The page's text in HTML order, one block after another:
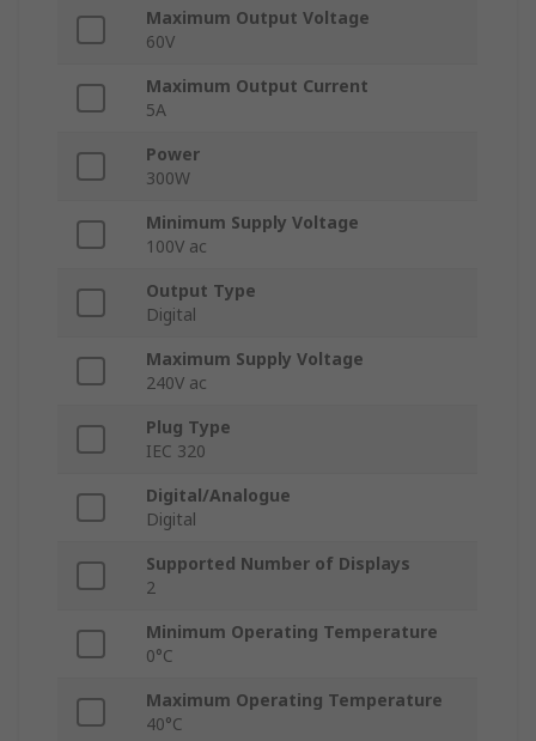
Maximum Output Voltage
60V
Maximum Output Current
5A
Power
300W
Minimum Supply Voltage
100V ac
Output Type
Digital
Maximum Supply Voltage
240V ac
Plug Type
IEC 320
Digital/Analogue
Digital
Supported Number of Displays
2
Minimum Operating Temperature
0°C
Maximum Operating Temperature
40°C